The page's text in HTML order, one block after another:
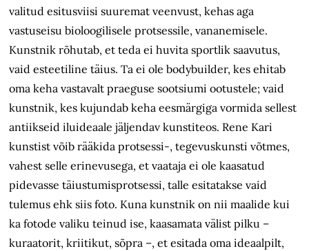
valitud esitusviisi suuremat veenvust, kehas aga
vastuseisu bioloogilisele protsessile, vananemisele.
Kunstnik rõhutab, et teda ei huvita sportlik saavutus,
vaid esteetiline täius. Ta ei ole bodybuilder, kes ehitab
oma keha vastavalt praeguse sootsiumi ootustele; vaid
kunstnik, kes kujundab keha eesmärgiga vormida sellest
antiikseid iluideaale jäljendav kunstiteos. Rene Kari
kunstist võib rääkida protsessi-, tegevuskunsti võtmes,
vahest selle erinevusega, et vaataja ei ole kaasatud
pidevasse täiustumisprotsessi, talle esitatakse vaid
tulemus ehk siis foto. Kuna kunstnik on nii maalide kui
ka fotode valiku teinud ise, kaasamata välist pilku –
kuraatorit, kriitikut, sõpra –, et esitada oma ideaalpilt,